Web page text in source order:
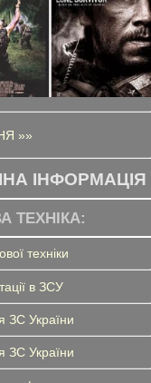
»»
ІНФОРМАЦІЯ
ТЕХНІКА:
техніки
в ЗСУ
ЗС України
ЗС України